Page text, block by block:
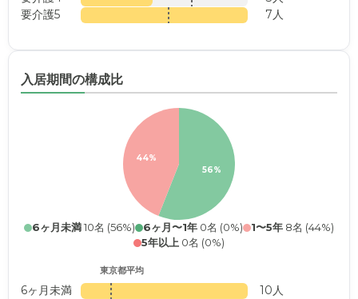
要介護5
7人
入居期間の構成比
56%
44%
6ヶ月未満10名 (56%) 6ヶ月〜1年 0名 (0%) 1〜5年 8名 (44%)
5年以上 0名 (0%)
東京都平均
6ヶ月未満
10人